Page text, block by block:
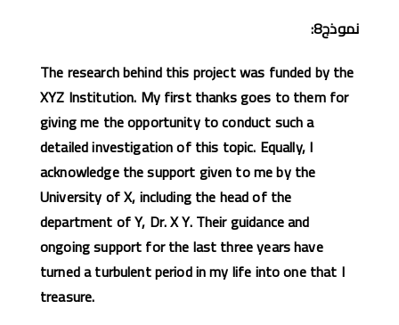
نموذج8:
The research behind this project was funded by the
XYZ Institution. My first thanks goes to them for
giving me the opportunity to conduct such a
detailed investigation of this topic. Equally, I
acknowledge the support given to me by the
University of X, including the head of the
department of Y, Dr. X Y. Their guidance and
ongoing support for the last three years have
turned a turbulent period in my life into one that I
treasure.